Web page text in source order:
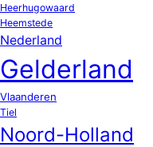
Heerhugowaard
Heemstede
Nederland
Gelderland
Vlaanderen
Tiel
Noord-Holland